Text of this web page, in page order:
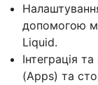
допомогою
Liquid.
Інтеграція
(Apps) та